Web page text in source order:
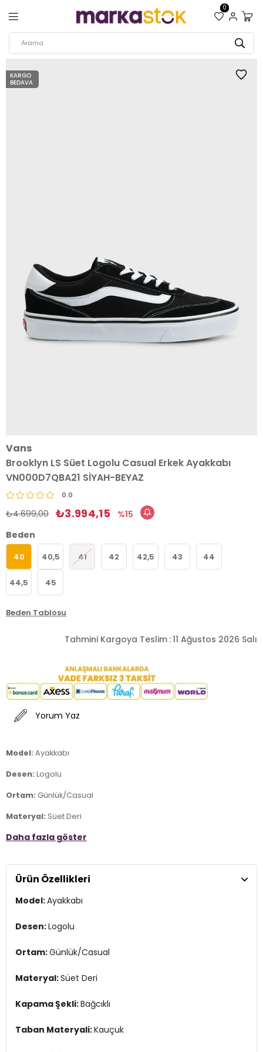
0
KARGO
BEDAVA
Vans
Brooklyn LS Süet Logolu Casual Erkek Ayakkabı
VN000D7QBA21 SİYAH-BEYAZ
0.0
₺4.699,00 ₺3.994,15
15
Beden
40 40,5 41 42 42,5 43 44
44,5 45
Beden Tablosu
Tahmini Kargoya Teslim :11 Ağustos 2026 Salı
Yorum Yaz
Model: Ayakkabı
Desen: Logolu
Ortam: Günlük/Casual
Materyal: Süet Deri
Kapama Şekli:Bağcıklı
Burun Tipi:Yuvarlak Burun
Topuk Boyu:4 cm
Topuk Tipi:
3DE1VN000D7QBA21.389
Daha fazla göster
Ürün Özellikleri
Model:Ayakkabı
Desen:Logolu
Ortam:Günlük/Casual
Materyal:Süet Deri
Kapama Şekli:Bağcıklı
Taban Materyali:Kauçuk